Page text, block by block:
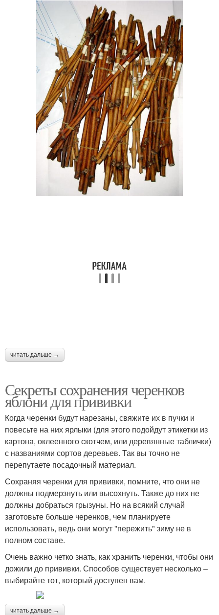
читать дальше →
Секреты сохранения черенков
яблони для прививки
Когда черенки будут нарезаны, свяжите их в пучки и
повесьте на них ярлыки (для этого подойдут этикетки из
картона, оклеенного скотчем, или деревянные таблички)
с названиями сортов деревьев. Так вы точно не
перепутаете посадочный материал.
Сохраняя черенки для прививки, помните, что они не
должны подмерзнуть или высохнуть. Также до них не
должны добраться грызуны. Но на всякий случай
заготовьте больше черенков, чем планируете
использовать, ведь они могут "пережить" зиму не в
полном составе.
Очень важно четко знать, как хранить черенки, чтобы они
дожили до прививки. Способов существует несколько –
выбирайте тот, который доступен вам.
читать дальше →